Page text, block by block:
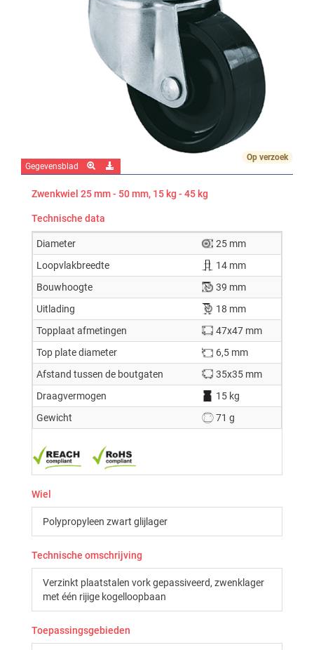
Op verzoek
Gegevensblad
Zwenkwiel 25 mm - 50 mm, 15 kg - 45 kg
Technische data
Diameter
25 mm
Loopvlakbreedte
14 mm
Bouwhoogte
39 mm
Uitlading
18 mm
Topplaat afmetingen
47x47 mm
Top plate diameter
6,5 mm
Afstand tussen de boutgaten
35x35 mm
Draagvermogen
15 kg
Gewicht
71 g
Wiel
Polypropyleen zwart glijlager
Technische omschrijving
Verzinkt plaatstalen vork gepassiveerd, zwenklager
met één rijige kogelloopbaan
Toepassingsgebieden